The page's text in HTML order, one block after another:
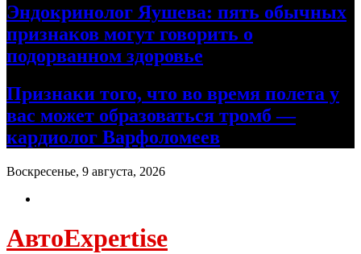
Эндокринолог Яушева: пять обычных
признаков могут говорить о
подорванном здоровье
Признаки того, что во время полета у
вас может образоваться тромб —
кардиолог Варфоломеев
Воскресенье, 9 августа, 2026
АвтоExpertise